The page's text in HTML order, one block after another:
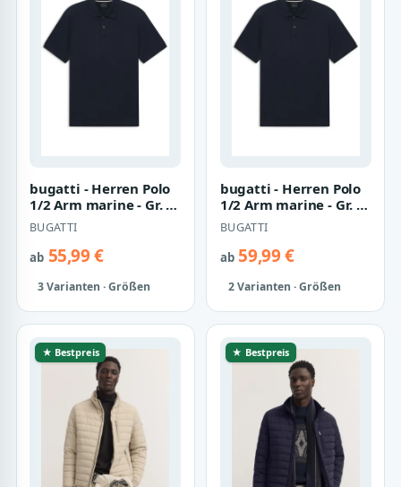
bugatti - Herren Polo
1/2 Arm marine - Gr. -
L
BUGATTI
ab55,99 €
3 Varianten · Größen
bugatti - Herren Polo
1/2 Arm marine - Gr. -
XL
BUGATTI
ab59,99 €
2 Varianten · Größen
★ Bestpreis ★ Bestpreis